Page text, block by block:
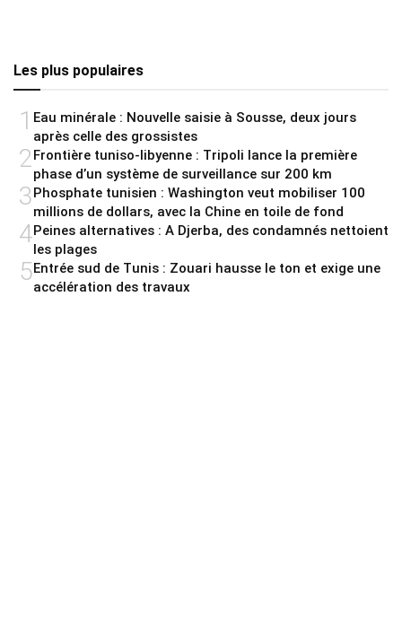
Les plus populaires
1 Eau minérale : Nouvelle saisie à Sousse, deux jours
après celle des grossistes
2 Frontière tuniso-libyenne : Tripoli lance la première
phase d’un système de surveillance sur 200 km
3Phosphate tunisien : Washington veut mobiliser 100
millions de dollars, avec la Chine en toile de fond
4Peines alternatives : A Djerba, des condamnés nettoient
les plages
5Entrée sud de Tunis : Zouari hausse le ton et exige une
accélération des travaux